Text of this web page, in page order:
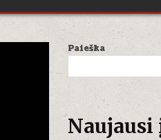
Paieška
Naujausi